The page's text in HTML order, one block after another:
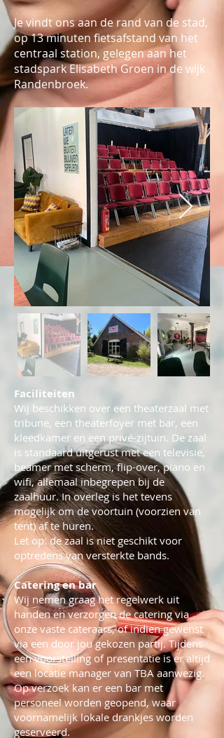
Je vindt ons aan de rand van de stad,
op 13 minuten fietsafstand van het
centraal station, gelegen aan het
stadspark Elisabeth Groen in de wijk
Randenbroek.
Faciliteiten
Wij beschikken over een theaterzaal met
tribune, een theaterfoyer met bar, een
kleedkamer en een privé-zijtuin. De zaal
is standaard uitgerust met een televisie,
beamer met scherm, flip-over, piano en
wifi, allemaal inbegrepen bij de
zaalhuur. In overleg is het tevens
mogelijk om de voortuin (voorzien van
tent) af te huren.
Let op: de zaal is niet geschikt voor
optredens van versterkte bands.
Catering en bar
Wij nemen graag het regelwerk uit
handen en verzorgen de catering via
onze vaste cateraars, of indien gewenst
via een door jou gekozen partij. Tijdens
een voorstelling of presentatie is er altijd
een locatie manager van TBA aanwezig.
Op verzoek kan er een bar met
personeel worden geopend, waar
voornamelijk lokale drankjes worden
geserveerd.